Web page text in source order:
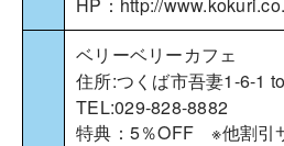
ベリーベリーカフェ
住所:つくば市吾妻1-6-1
TEL:029-828-8882
特典：5％OFF ※他割引